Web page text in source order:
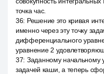
точка час.
36: Решение это кривая
именно через эту точку
дифференциального
уравнение 2
37: Заданному начальному
задачей каши, а теперь